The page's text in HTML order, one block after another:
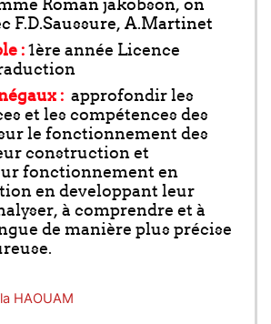
Roman jakobson, on
F.D.Saussure, A.Martinet
:1ère année Licence
: approfondir les
et les compétences des
le fonctionnement des
construction et
fonctionnement en
en developpant leur
à comprendre et à
de manière plus précise
HAOUAM